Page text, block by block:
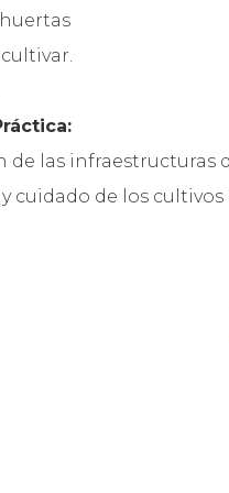
de las infraestructuras
y cuidado de los